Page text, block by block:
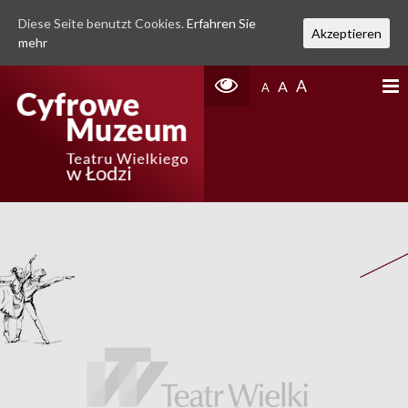
A A A
Diese Seite benutzt Cookies. Erfahren Sie
mehr
Akzeptieren